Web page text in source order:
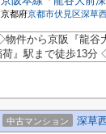
京都府京都市伏見区深草
件から京阪『龍谷
』駅まで徒歩13分
中古マンション 深草